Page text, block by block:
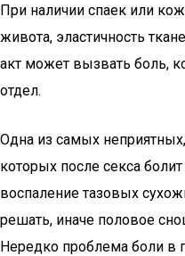
При наличии спаек или
живота, эластичность
акт может вызвать боль,
отдел.
Одна из самых
которых после секса
воспаление тазовых
решать, иначе половое
Нередко проблема боли в